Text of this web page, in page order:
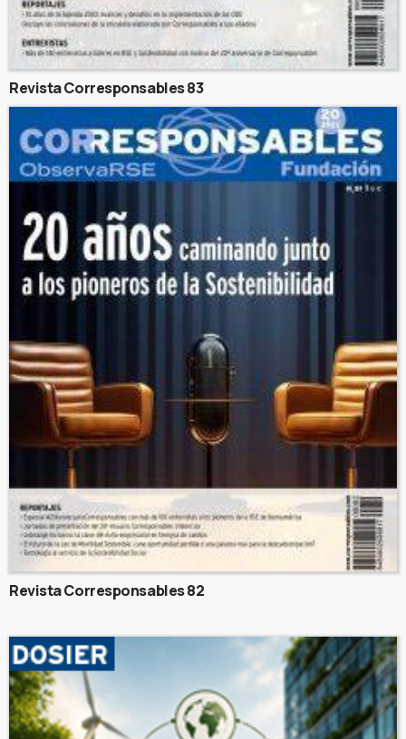
Revista Corresponsables 83
Revista Corresponsables 82